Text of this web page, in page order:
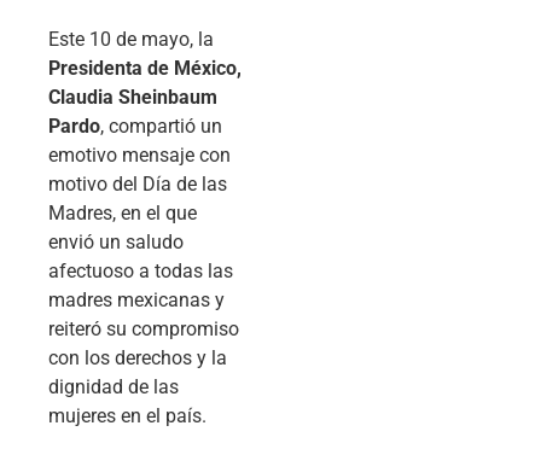
Este 10 de mayo, la
Presidenta de México,
Claudia Sheinbaum
Pardo, compartió un
emotivo mensaje con
motivo del Día de las
Madres, en el que
envió un saludo
afectuoso a todas las
madres mexicanas y
reiteró su compromiso
con los derechos y la
dignidad de las
mujeres en el país.